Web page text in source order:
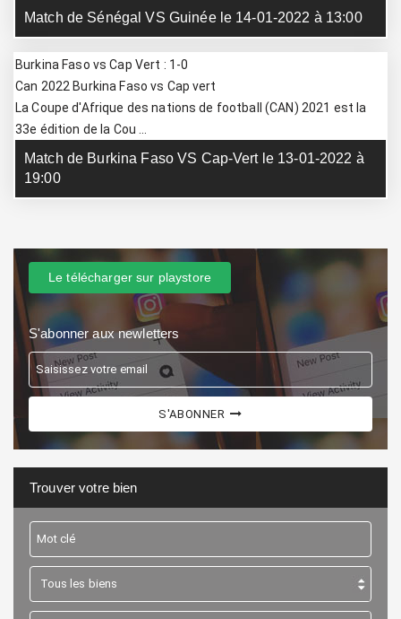
Match de Sénégal VS Guinée le 14-01-2022 à 13:00
Burkina Faso vs Cap Vert : 1-0
Can 2022 Burkina Faso vs Cap vert
La Coupe d'Afrique des nations de football (CAN) 2021 est la
33e édition de la Cou ...
Match de Burkina Faso VS Cap-Vert le 13-01-2022 à
19:00
Le télécharger sur playstore
S'abonner aux newletters
S'ABONNER
Trouver votre bien